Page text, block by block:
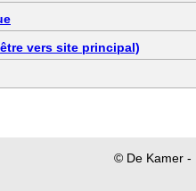
vers site principal)
© De Kamer -